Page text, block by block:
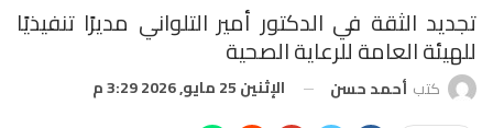
تجديد الثقة في الدكتور أمير التلواني مديرًا تنفيذيًا
للهيئة العامة للرعاية الصحية
كتب أحمد حسن الإثنين 25 مايو, 2026 3:29 م